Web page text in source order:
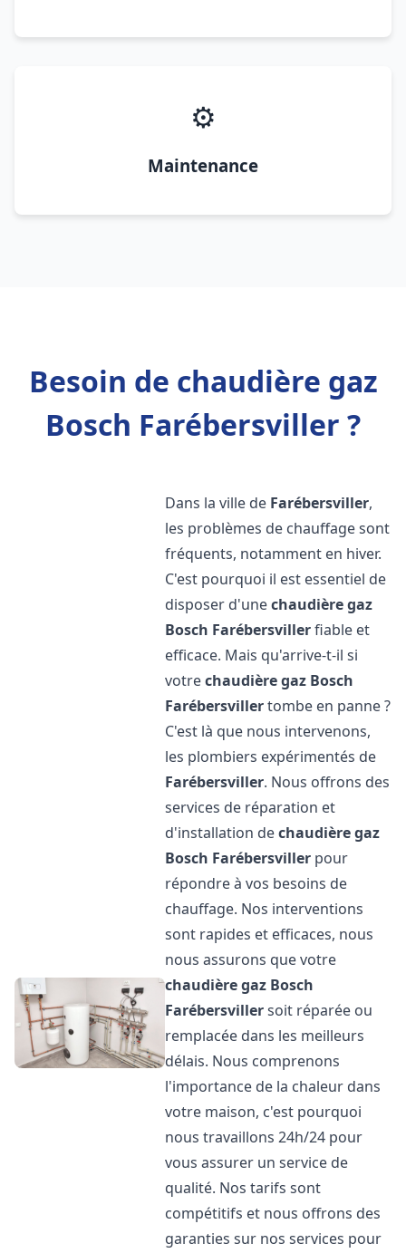
⚙️
Maintenance
Besoin de chaudière gaz
Bosch Farébersviller ?
Dans la ville de Farébersviller,
les problèmes de chauffage sont
fréquents, notamment en hiver.
C'est pourquoi il est essentiel de
disposer d'unechaudière gaz
Bosch Farébersvillerfiable et
efficace. Mais qu'arrive-t-il si
votrechaudière gaz Bosch
Farébersvillertombe en panne ?
C'est là que nous intervenons,
les plombiers expérimentés de
Farébersviller. Nous offrons des
services de réparation et
d'installation dechaudière gaz
Bosch Farébersviller pour
répondre à vos besoins de
chauffage. Nos interventions
sont rapides et efficaces, nous
nous assurons que votre
chaudière gaz Bosch
Farébersvillersoit réparée ou
remplacée dans les meilleurs
délais. Nous comprenons
l'importance de la chaleur dans
votre maison, c'est pourquoi
nous travaillons 24h/24 pour
vous assurer un service de
qualité. Nos tarifs sont
compétitifs et nous offrons des
garanties sur nos services pour